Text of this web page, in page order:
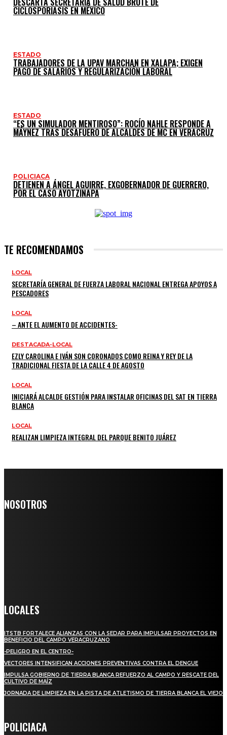
CICLOSPORIASIS EN MÉXICO
ESTADO
TRABAJADORES DE LA UPAV MARCHAN EN XALAPA; EXIGEN
PAGO DE SALARIOS Y REGULARIZACIÓN LABORAL
ESTADO
“ES UN SIMULADOR MENTIROSO”: ROCÍO NAHLE RESPONDE A
MÁYNEZ TRAS DESAFUERO DE ALCALDES DE MC EN VERACRUZ
POLICIACA
DETIENEN A ÁNGEL AGUIRRE, EXGOBERNADOR DE GUERRERO,
POR EL CASO AYOTZINAPA
TE RECOMENDAMOS
LOCAL
SECRETARÍA GENERAL DE FUERZA LABORAL NACIONAL ENTREGA APOYOS A
PESCADORES
LOCAL
– ANTE EL AUMENTO DE ACCIDENTES-
DESTACADA-LOCAL
EZLY CAROLINA E IVÁN SON CORONADOS COMO REINA Y REY DE LA
TRADICIONAL FIESTA DE LA CALLE 4 DE AGOSTO
LOCAL
INICIARÁ ALCALDE GESTIÓN PARA INSTALAR OFICINAS DEL SAT EN TIERRA
BLANCA
LOCAL
REALIZAN LIMPIEZA INTEGRAL DEL PARQUE BENITO JUÁREZ
NOSOTROS
LOCALES
ITSTB FORTALECE ALIANZAS CON LA SEDAR PARA IMPULSAR PROYECTOS EN
BENEFICIO DEL CAMPO VERACRUZANO
-PELIGRO EN EL CENTRO-
VECTORES INTENSIFICAN ACCIONES PREVENTIVAS CONTRA EL DENGUE
IMPULSA GOBIERNO DE TIERRA BLANCA REFUERZO AL CAMPO Y RESCATE DEL
CULTIVO DE MAÍZ
JORNADA DE LIMPIEZA EN LA PISTA DE ATLETISMO DE TIERRA BLANCA EL VIEJO
POLICIACA